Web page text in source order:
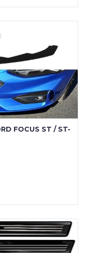
FOCUS ST / ST-